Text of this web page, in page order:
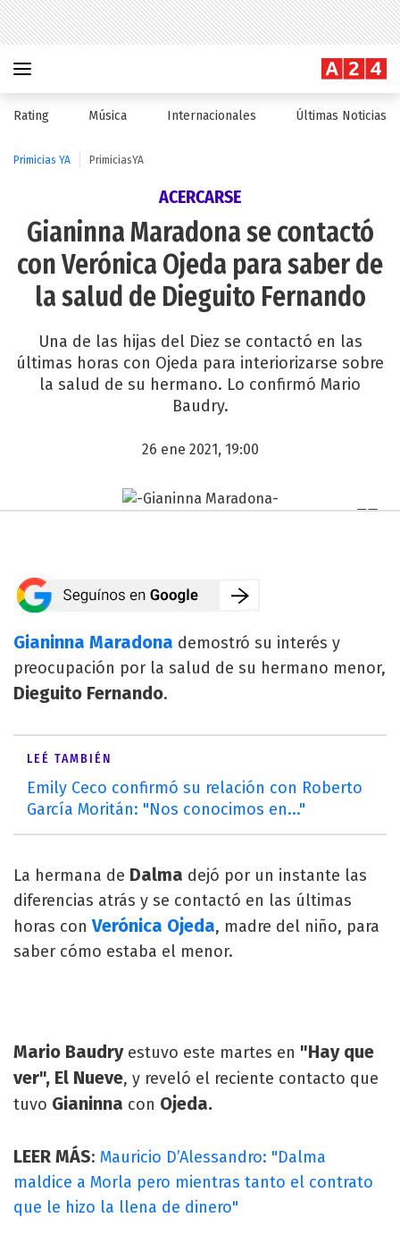
Rating Música Internacionales Últimas Noticias
Primicias YA PrimiciasYA
ACERCARSE
Gianinna Maradona se contactó
con Verónica Ojeda para saber de
la salud de Dieguito Fernando
Una de las hijas del Diez se contactó en las
últimas horas con Ojeda para interiorizarse sobre
la salud de su hermano. Lo confirmó Mario
Baudry.
26 ene 2021, 19:00
Gianinna Maradona demostró su interés y
preocupación por la salud de su hermano menor,
Dieguito Fernando.
LEÉ TAMBIÉN
Emily Ceco confirmó su relación con Roberto
García Moritán: "Nos conocimos en..."
La hermana de Dalma dejó por un instante las
diferencias atrás y se contactó en las últimas
horas conVerónica Ojeda, madre del niño, para
saber cómo estaba el menor.
Mario Baudryestuvo este martes en "Hay que
ver", El Nueve, y reveló el reciente contacto que
tuvo Gianinna con Ojeda.
LEER MÁS: Mauricio D’Alessandro: "Dalma
maldice a Morla pero mientras tanto el contrato
que le hizo la llena de dinero"